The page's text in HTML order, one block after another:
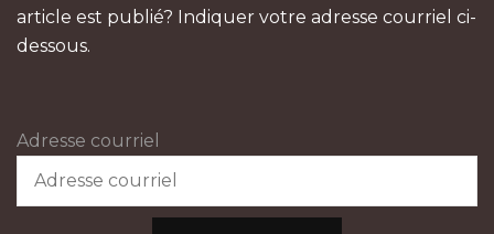
article est publié? Indiquer votre adresse courriel ci-
dessous.
Adresse courriel